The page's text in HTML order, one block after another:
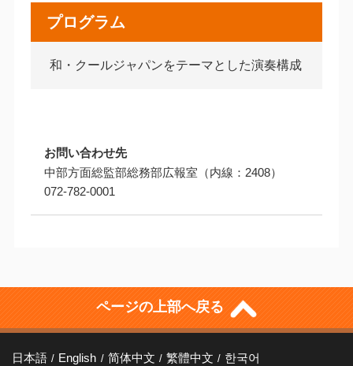
プログラム
和・クールジャパンをテーマとした演奏構成
お問い合わせ先
中部方面総監部総務部広報室（内線：2408）
072-782-0001
ページの上部へ戻る
日本語 English 简体中文 繁體中文 한국어